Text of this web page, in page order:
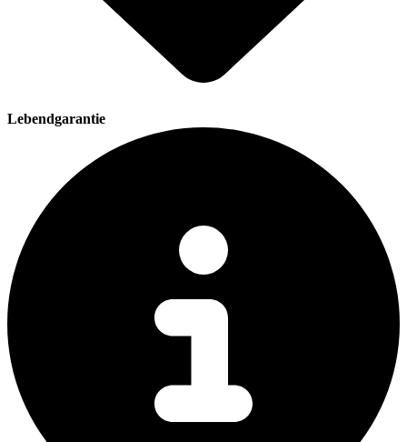
Lebendgarantie